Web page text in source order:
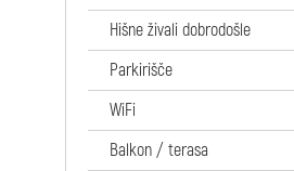
Hišne živali dobrodošle
Parkirišče
WiFi
Balkon / terasa